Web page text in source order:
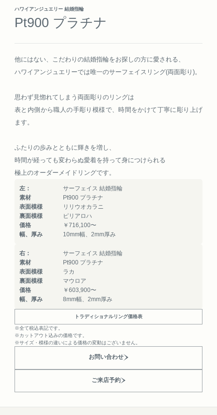
ハワイアンジュエリー 結婚指輪
Pt900 プラチナ
他にはない、こだわりの結婚指輪をお探しの方に愛される、
ハワイアンジュエリーでは唯一のサーフェイスリング(両面彫り)。
思わず見惚れてしまう両面彫りのリングは
表と内側から職人の手彫り模様で、時間をかけて丁寧に彫り上げ
ます。
ふたりの歩みとともに輝きを増し、
時間が経っても変わらぬ愛着を持って身につけられる
極上のオーダーメイドリングです。
左：
サーフェイス 結婚指輪
素材
Pt900 プラチナ
表面模様
リリウオカラニ
裏面模様
ピリアロハ
価格
￥716,100〜
幅、厚み
10mm幅、2mm厚み
右：
サーフェイス 結婚指輪
素材
Pt900 プラチナ
表面模様
ラカ
裏面模様
マウロア
価格
￥603,900〜
幅、厚み
8mm幅、2mm厚み
トラディショナルリング価格表
※全て税込表記です。
※カットアウト込みの価格です。
※サイズ・模様の違いによる価格の変動はございません。
お問い合わせ
ご来店予約